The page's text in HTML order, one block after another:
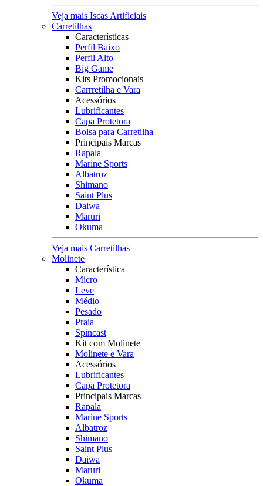
Veja mais Iscas Artificiais
Carretilhas
Características
Perfil Baixo
Perfil Alto
Big Game
Kits Promocionais
Carrretilha e Vara
Acessórios
Lubrificantes
Capa Protetora
Bolsa para Carretilha
Principais Marcas
Rapala
Marine Sports
Albatroz
Shimano
Saint Plus
Daiwa
Maruri
Okuma
Veja mais Carretilhas
Molinete
Característica
Micro
Leve
Médio
Pesado
Praia
Spincast
Kit com Molinete
Molinete e Vara
Acessórios
Lubrificantes
Capa Protetora
Principais Marcas
Rapala
Marine Sports
Albatroz
Shimano
Saint Plus
Daiwa
Maruri
Okuma